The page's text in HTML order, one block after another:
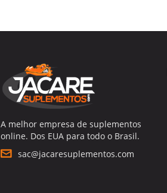
A melhor empresa de suplementos
online. Dos EUA para todo o Brasil.
sac@jacaresuplementos.com